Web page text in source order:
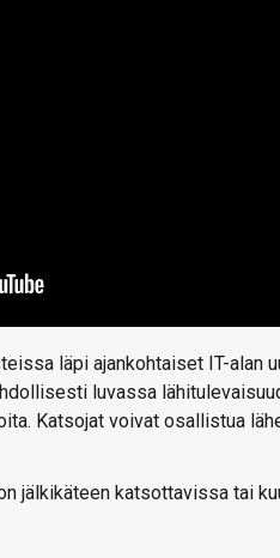
läpi ajankohtaiset IT-alan
luvassa
Katsojat voivat osallistua
jälkikäteen katsottavissa tai